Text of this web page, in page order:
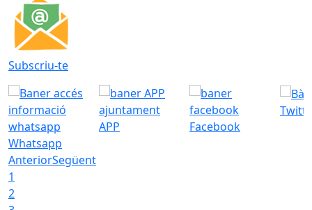
Subscriu-te
Whatsapp
APP Facebook
AnteriorSegüent
1
2